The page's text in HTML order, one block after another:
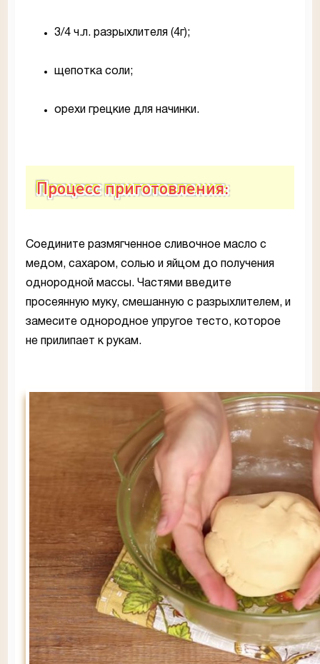
3/4 ч.л. разрыхлителя (4г);
щепотка соли;
орехи грецкие для начинки.
Процесс приготовления:
Соедините размягченное сливочное масло с
медом, сахаром, солью и яйцом до получения
однородной массы. Частями введите
просеянную муку, смешанную с разрыхлителем, и
замесите однородное упругое тесто, которое
не прилипает к рукам.